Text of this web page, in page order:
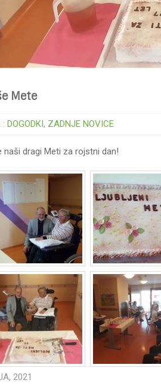
Mete
: DOGODKI, ZADNJE NOVICE
naši dragi Meti za rojstni dan!
2021